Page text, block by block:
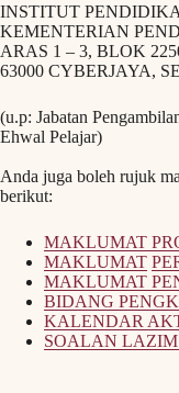
INSTITUT
KEMENTERIAN
ARAS 1 – 3, BLOK
63000 CYBERJAYA,
(u.p: Jabatan
Ehwal Pelajar)
Anda juga boleh rujuk
berikut:
MAKLUMAT
MAKLUMAT
MAKLUMAT
BIDANG
KALENDAR
SOALAN LAZIM